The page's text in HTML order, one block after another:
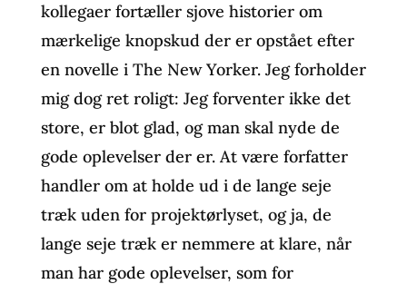
kollegaer fortæller sjove historier om
mærkelige knopskud der er opstået efter
en novelle i The New Yorker. Jeg forholder
mig dog ret roligt: Jeg forventer ikke det
store, er blot glad, og man skal nyde de
gode oplevelser der er. At være forfatter
handler om at holde ud i de lange seje
træk uden for projektørlyset, og ja, de
lange seje træk er nemmere at klare, når
man har gode oplevelser, som for